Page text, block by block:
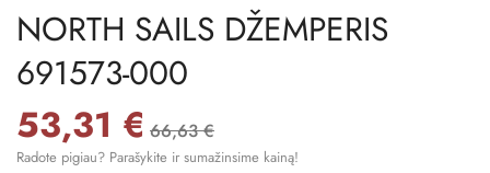
NORTH SAILS DŽEMPERIS
691573-000
53,31 € 66,63 €
Radote pigiau? Parašykite ir sumažinsime kainą!